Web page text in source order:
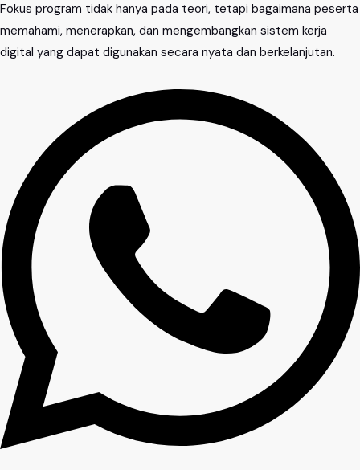
Fokus program tidak hanya pada teori, tetapi bagaimana peserta
memahami, menerapkan, dan mengembangkan sistem kerja
digital yang dapat digunakan secara nyata dan berkelanjutan.